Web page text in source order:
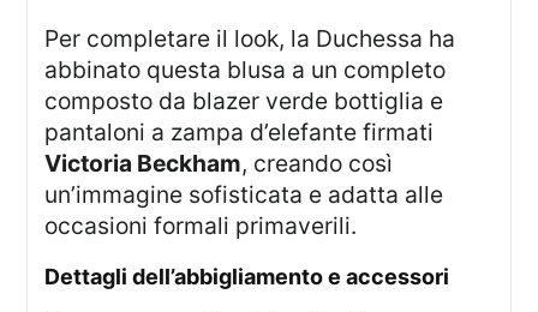
Per completare il look, la Duchessa ha
abbinato questa blusa a un completo
composto da blazer verde bottiglia e
pantaloni a zampa d’elefante firmati
Victoria Beckham, creando così
un’immagine sofisticata e adatta alle
occasioni formali primaverili.
dettagli dell’abbigliamento e accessori